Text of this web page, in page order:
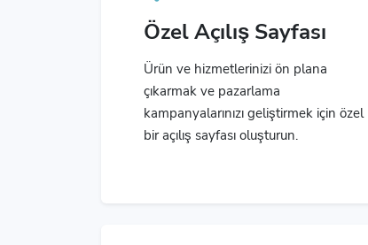
Özel Açılış Sayfası
Ürün ve hizmetlerinizi ön plana
çıkarmak ve pazarlama
kampanyalarınızı geliştirmek için özel
bir açılış sayfası oluşturun.